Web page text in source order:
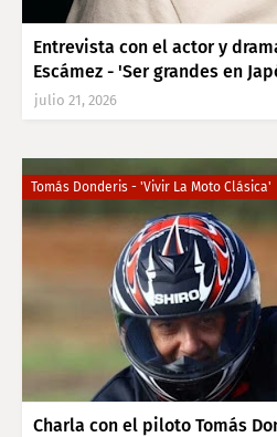
Entrevista con el actor y
Escámez - 'Ser grandes en
julio 21, 2026
Tomás Donderis - 'Vivir La Moto Clásica'
Charla con el piloto Tomás